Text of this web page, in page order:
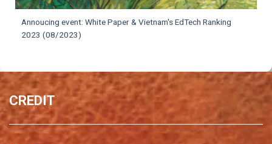
Annoucing event: White Paper & Vietnam's EdTech Ranking
2023 (08/2023)
CREDIT